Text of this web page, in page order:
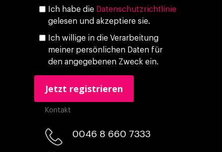
Ich habe die Datenschutzrichtlinie
gelesen und akzeptiere sie.
Ich willige in die Verarbeitung
meiner persönlichen Daten für
den angegebenen Zweck ein.
Kontakt
0046 8 660 7333​